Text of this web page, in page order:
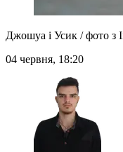
Джошуа і Усик / фото з
04 червня, 18:20